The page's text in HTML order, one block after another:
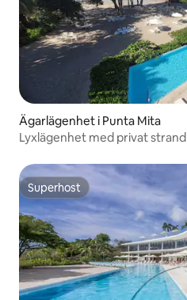
Ägarlägenhet i Punta Mita
Lyxlägenhet med privat strand
Superhost
Superhost